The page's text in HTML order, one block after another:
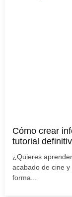
Cómo crear
tutorial
¿Quieres
acabado de cine
forma...